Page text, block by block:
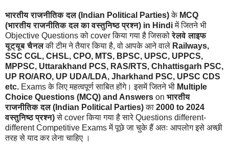
भारतीय राजनीतिक दल (Indian Political Parties) के MCQ
(भारतीयराजनीतिक दल का वस्तुनिष्ठ प्रश्न) in Hindiमें जितने भी
Objective Questions को cover किया गया है जिसकोरेलवे लाइफ
यूट्यूब चैनलकी टीम ने तैयार किया है, वो आपके आने वाले Railways,
SSC CGL, CHSL, CPO, MTS, BPSC, UPSC, UPPCS,
MPPSC, Uttarakhand PCS, RAS/RTS, Chhattisgarh PSC,
UP RO/ARO, UP UDA/LDA, Jharkhand PSC, UPSC CDS
etc. Exams के लिए महत्वपूर्ण साबित होंगे। इसमें जितने भी Multiple
Choice Questions (MCQ) and Answers on भारतीय
राजनीतिक दल (Indian Political Parties) का 2000 to 2024
वस्तुनिष्ठ प्रश्न)से cover किया गया है सारे Questions different-
different Competitive Exams में पूछे जा चुके हैं अतः आपलोग इसे अच्छी
तरह से याद कर लेना चाहिए ।